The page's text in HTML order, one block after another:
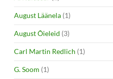
August Läänela (1)
August Õieleid (3)
Carl Martin Redlich (1)
G. Soom (1)